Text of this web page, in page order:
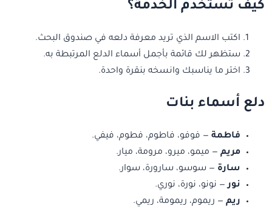
كيف تستخدم الخدمة؟
اكتب الاسم الذي تريد معرفة دلعه في صندوق البحث.
ستظهر لك قائمة بأجمل أسماء الدلع المرتبطة به.
اختر ما يناسبك وانسخه بنقرة واحدة.
دلع أسماء بنات
فاطمة — فوفو، فاطوم، فطوم، فيفي.
مريم — ميمو، ميرو، مرومة، ميار.
سارة — سوسو، سارورة، سوار.
نور— نونو، نورة، نوري.
ريم — ريموم، ريمومة، ريمي.